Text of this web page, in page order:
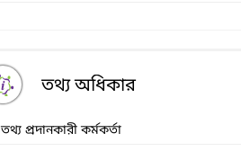
তথ্য অধিকার
তথ্য প্রদানকারী কর্মকর্তা